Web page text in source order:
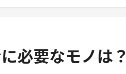
必要なモノは？